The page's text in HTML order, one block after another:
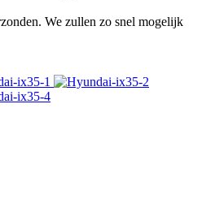
We zullen zo snel mogelijk